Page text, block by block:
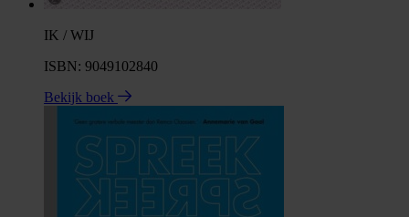
IK / WIJ
ISBN: 9049102840
Bekijk boek